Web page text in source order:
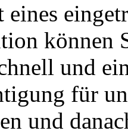
eines
können
und
für
und